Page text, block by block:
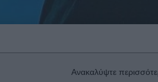
Ανακαλύψτε